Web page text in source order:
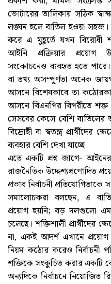
ভোটারের তালিকায় সঠিক
লঙ্ঘন হলে বাতিল হওয়া সহজ।
করে এ মুহূর্তে যখন বিরোধী
আইনি প্রক্রিয়ার প্রয়োগ
সংকোচনেও ব্যবহৃত হতে
বা তথ্য অসম্পূর্ণতা অনেক
আসনে বিশেষভাবে তা
আসনে বিএনপির বিপরীতে শক্ত
সেসবের কেসে বেশি বাতিলের
বিদ্রোহী বা স্বতন্ত্র প্রার্থীদের
ব্যবহার বেশি দেখা যাচ্ছে।
এতে একটি প্রশ্ন জাগে-
রাজনৈতিক উদ্দেশ্যপ্রণোদিত
প্রভাব নির্বাচনী
সমালোচকরা বলছেন, এ
প্রয়োগ হয়নি; বড় দলগুলো
চলেছে। শক্তিশালী প্রার্থীদের
না, একই আদর্শ এখানে
নিয়ম কঠোর করেও নির্বাচনী
শক্তিকে সংকুচিত করার একটি
অন্যদিকে নির্বাচনে নিয়োজিত